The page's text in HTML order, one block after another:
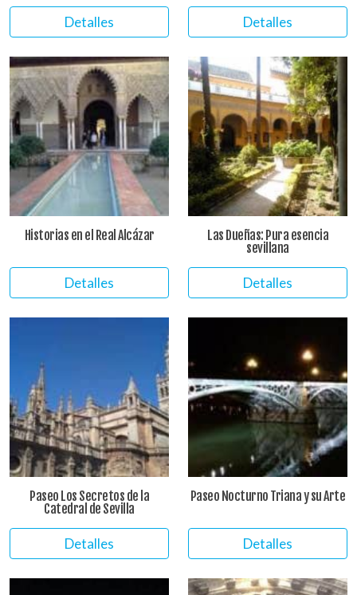
Detalles Detalles
Historias en el Real Alcázar
Detalles
Las Dueñas: Pura esencia
sevillana
Detalles
Paseo Los Secretos de la
Catedral de Sevilla
Detalles
Paseo Nocturno Triana y su Arte
Detalles